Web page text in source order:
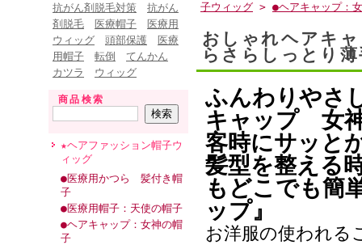
抗がん剤脱毛対策
抗がん
剤脱毛
医療帽子
医療用
ウィッグ
頭部保護
医療
用帽子
転倒
てんかん
カツラ
ウィッグ
商品検索
★ヘアファッション帽子ウ
ィッグ
●医療用かつら 髪付き帽
子
●医療用帽子：天使の帽子
●ヘアキャップ：女神の帽
子
子ウィッグ > ●ヘアキャップ：
おしゃれヘアキ
らさらしっとり
ふんわりやさ
キャップ 女
客時にサッと
髪型を整える
もどこでも簡
ップ』
お洋服の使われる